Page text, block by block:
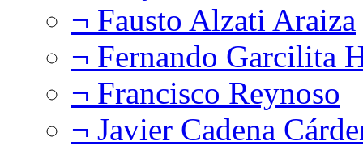
¬ Fausto Alzati Araiza
¬ Fernando Garcilita
¬ Francisco Reynoso
¬ Javier Cadena